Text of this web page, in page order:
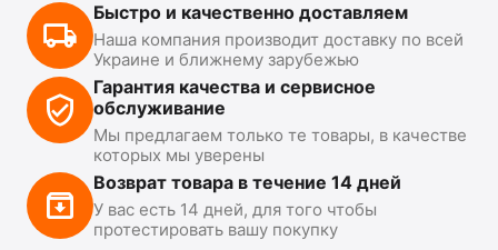
Быстро и качественно доставляем
Наша компания производит доставку по всей
Украине и ближнему зарубежью
Гарантия качества и сервисное
обслуживание
Мы предлагаем только те товары, в качестве
которых мы уверены
Возврат товара в течение 14 дней
У вас есть 14 дней, для того чтобы
протестировать вашу покупку